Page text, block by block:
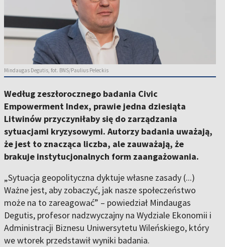
Mindaugas Degutis, fot. BNS/Paulius Peleckis
Według zeszłorocznego badania Civic
Empowerment Index, prawie jedna dziesiąta
Litwinów przyczyniłaby się do zarządzania
sytuacjami kryzysowymi. Autorzy badania uważają,
że jest to znacząca liczba, ale zauważają, że
brakuje instytucjonalnych form zaangażowania.
„Sytuacja geopolityczna dyktuje własne zasady (...)
Ważne jest, aby zobaczyć, jak nasze społeczeństwo
może na to zareagować” – powiedział Mindaugas
Degutis, profesor nadzwyczajny na Wydziale Ekonomii i
Administracji Biznesu Uniwersytetu Wileńskiego, który
we wtorek przedstawił wyniki badania.